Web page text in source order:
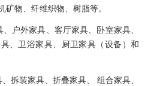
矿物、纤维织物、树脂等。
户外家具、客厅家具、卧室家具、
、卫浴家具、厨卫家具（设备）和
拆装家具、折叠家具、 组合家具、